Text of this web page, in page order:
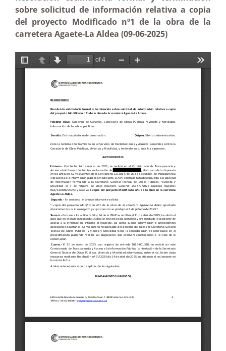
sobre solicitud de información relativa a copia
del proyecto Modificado nº1 de la obra de la
carretera Agaete-La Aldea (09-06-2025)